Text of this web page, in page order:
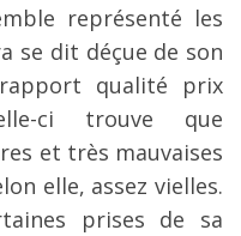
représenté les
se dit déçue de son
qualité prix
ci trouve que
et très mauvaises
elle, assez vielles.
prises de sa